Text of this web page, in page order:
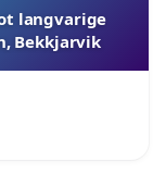
langvarige
Bekkjarvik